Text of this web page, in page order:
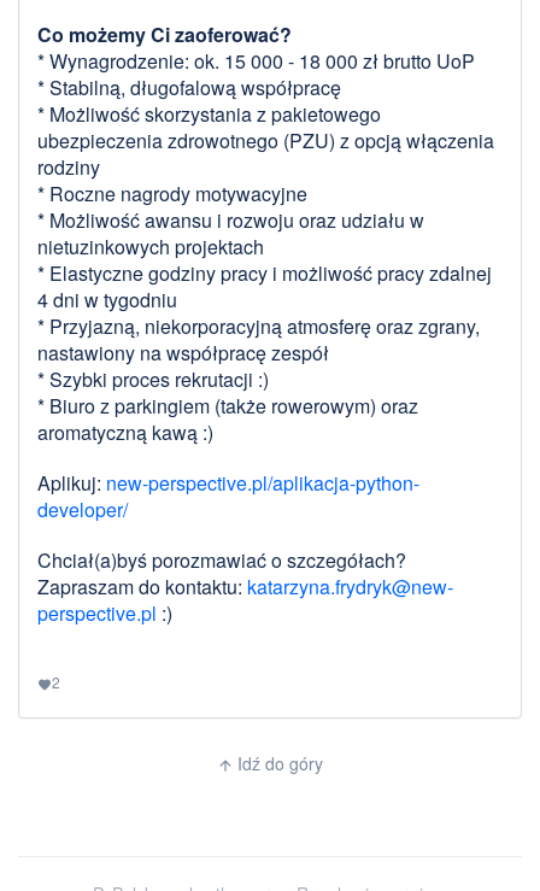
Co możemy Ci zaoferować?
* Wynagrodzenie: ok. 15 000 - 18 000 zł brutto UoP
* Stabilną, długofalową współpracę
* Możliwość skorzystania z pakietowego
ubezpieczenia zdrowotnego (PZU) z opcją włączenia
rodziny
* Roczne nagrody motywacyjne
* Możliwość awansu i rozwoju oraz udziału w
nietuzinkowych projektach
* Elastyczne godziny pracy i możliwość pracy zdalnej
4 dni w tygodniu
* Przyjazną, niekorporacyjną atmosferę oraz zgrany,
nastawiony na współpracę zespół
* Szybki proces rekrutacji :)
* Biuro z parkingiem (także rowerowym) oraz
aromatyczną kawą :)
Aplikuj: new-perspective.pl/aplikacja-python-
developer/
Chciał(a)byś porozmawiać o szczegółach?
Zapraszam do kontaktu: katarzyna.frydryk@new-
perspective.pl :)
favorite2
arrow_upward Idź do góry